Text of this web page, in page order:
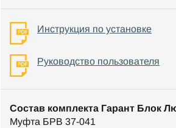
Инструкция по установке
Руководство пользователя
Состав комплекта Гарант Блок
Муфта БРВ 37-041